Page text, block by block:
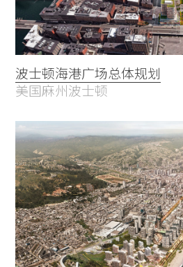
波士顿海港广场总体规划
美国麻州波士顿